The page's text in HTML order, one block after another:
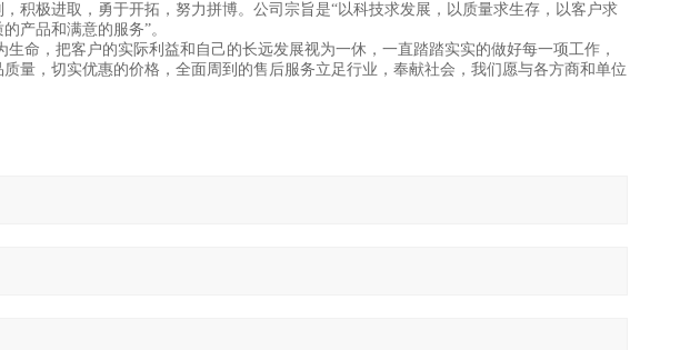
积极进取，勇于开拓，努力拼博。公司宗旨是“以科技求发展，以质量求生存，以客户求
产品和满意的服务”。
命，把客户的实际利益和自己的长远发展视为一休，一直踏踏实实的做好每一项工作，
量，切实优惠的价格，全面周到的售后服务立足行业，奉献社会，我们愿与各方商和单位